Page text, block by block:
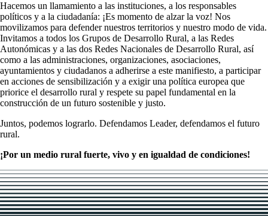
Hacemos un llamamiento a las instituciones, a los responsables
políticos y a la ciudadanía: ¡Es momento de alzar la voz! Nos
movilizamos para defender nuestros territorios y nuestro modo de vida.
Invitamos a todos los Grupos de Desarrollo Rural, a las Redes
Autonómicas y a las dos Redes Nacionales de Desarrollo Rural, así
como a las administraciones, organizaciones, asociaciones,
ayuntamientos y ciudadanos a adherirse a este manifiesto, a participar
en acciones de sensibilización y a exigir una política europea que
priorice el desarrollo rural y respete su papel fundamental en la
construcción de un futuro sostenible y justo.
Juntos, podemos lograrlo. Defendamos Leader, defendamos el futuro
rural.
¡Por un medio rural fuerte, vivo y en igualdad de condiciones!